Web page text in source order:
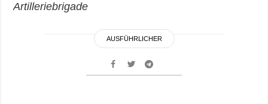
Artilleriebrigade
AUSFÜHRLICHER